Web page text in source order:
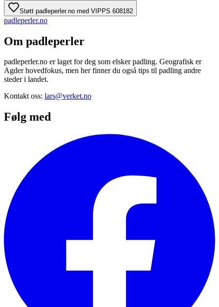
Støtt padleperler.no med VIPPS 608182
padleperler.no
Om padleperler
padleperler.no er laget for deg som elsker padling. Geografisk er
Agder hovedfokus, men her finner du også tips til padling andre
steder i landet.
Kontakt oss: lars@verket.no
Følg med